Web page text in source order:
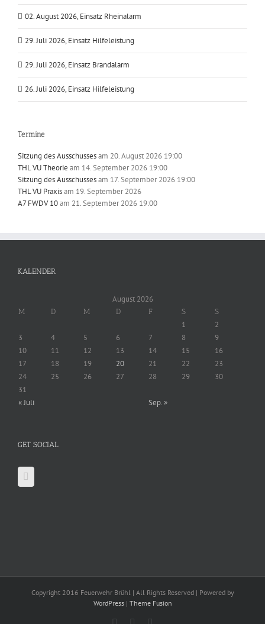
02. August 2026, Einsatz Rheinalarm
29. Juli 2026, Einsatz Hilfeleistung
29. Juli 2026, Einsatz Brandalarm
26. Juli 2026, Einsatz Hilfeleistung
Termine
Sitzung des Ausschussesam 20. August 2026 19:00
THL VU Theorie am 14. September 2026 19:00
Sitzung des Ausschussesam 17. September 2026 19:00
THL VU Praxisam 19. September 2026
A7 FWDV 10am 21. September 2026 19:00
KALENDER
August 2026
M D M D F S S
1
2
3
4 5 6 7 8
9
10
11 12 13 14 15
16
17
18 19 20 21 22
23
24
25 26 27 28 29
30
31
« Juli
Sep. »
GET SOCIAL
Copyright 2016 Feuerwehr Brühl | All Rights Reserved | Powered by
WordPress| Theme Fusion